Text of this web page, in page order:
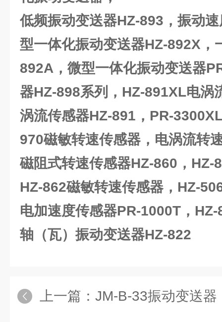
低频振动变送器HZ-893，振动
型一体化振动变送器HZ-892X，
892A，微型一体化振动变送器
器HZ-898系列，HZ-891XL电涡
涡流传感器HZ-891，PR-
970磁敏转速传感器，电涡流转
磁阻式转速传感器HZ-860，HZ-
HZ-862磁敏转速传感器，HZ-
电加速度传感器PR-1000T，
轴（瓦）振动变送器HZ-822
上一篇： JM-B-33振动变送器